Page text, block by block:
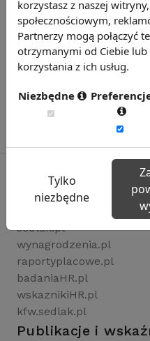
Rynekpracy.pl
sedlak.pl
wynagrodzenia.pl
raportyplacowe.pl
badaniaHR.pl
wskaznikiHR.pl
kfw.sedlak.pl
Publikacje i
korzystasz z naszej
społecznościowym,
Partnerzy mogą połączyć
otrzymanymi od Ciebie
korzystania z ich usług.
Niezbędne
Tylko
niezbędne